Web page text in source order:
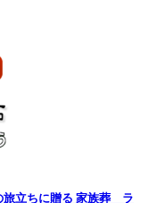
旅立ちに贈る 家族葬 ラ